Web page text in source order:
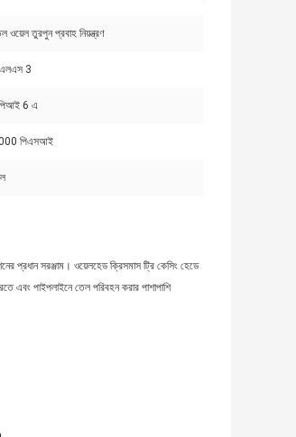
ওয়েল তুরপুন প্রবাহ নিয়ন্ত্রণ
3
6 এ
পিএসআই
প্রধান সরঞ্জাম। ওয়েলহেড ক্রিসমাস ট্রি কেসিং হেডে
এবং পাইপলাইনে তেল পরিবহন করার পাশাপাশি